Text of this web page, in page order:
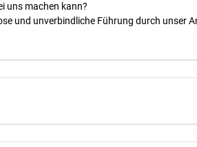
uns machen kann?
und unverbindliche Führung durch unser